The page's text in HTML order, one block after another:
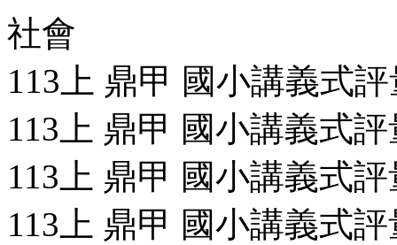
社會
113上 鼎甲 國小講義式
113上 鼎甲 國小講義式
113上 鼎甲 國小講義式
113上 鼎甲 國小講義式